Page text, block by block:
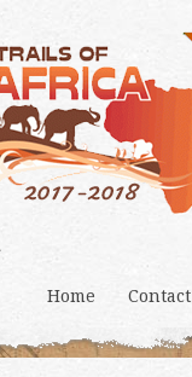
Home Contact